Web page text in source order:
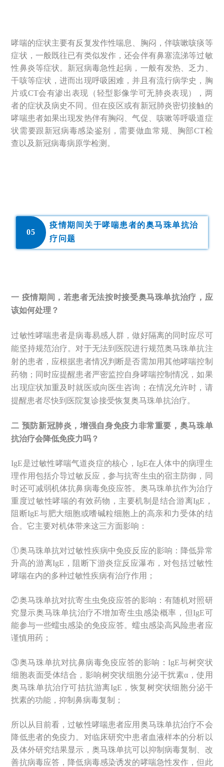
哮喘的症状主要有反复发作性喘息、胸闷，伴咳嗽咳痰等
症状，一般既往已有类似发作，还会伴有鼻塞流涕等过敏
性鼻炎等症状。新冠病毒急性起病，一般有发热、乏力、
干咳等症状，进而出现呼吸困难，并且有流行病学史，胸
片或CT会有渗出表现（轻型影像学可无肺炎表现），两
者的症状及病史不同。但在疫区或有新冠肺炎密切接触的
哮喘患者如果出现发热伴有胸闷、气促、咳嗽等呼吸道症
状需要跟新冠病毒感染鉴别，需要做血常规、胸部CT检
查以及新冠病毒病原学检测。
05
疫情期间关于哮喘患者的奥马珠单抗治
疗问题
一 疫情期间，若患者无法按时接受奥马珠单抗治疗，应
该如何处理？
过敏性哮喘患者是病毒易感人群，做好隔离的同时应尽可
能坚持规范治疗。 对于无法到医院进行规范奥马珠单抗注
射的患者，应根据患者情况判断是否需加用其他哮喘控制
药物；同时应提醒患者严密监控自身哮喘控制情况，如果
出现症状加重及时就医或向医生咨询；在情况允许时，请
提醒患者尽快到医院复诊接受恢复奥马珠单抗治疗。
二 预防新冠肺炎，增强自身免疫力非常重要，奥马珠单
抗治疗会降低免疫力吗？
IgE是过敏性哮喘气道炎症的核心，IgE在人体中的病理生
理作用包括介导过敏反应，参与抗寄生虫的宿主防御，同
时还可减弱机体抗鼻病毒免疫应答。奥马珠单抗作为治疗
重度过敏性哮喘的有效药物，主要机制是结合游离IgE，
阻断IgE与肥大细胞或嗜碱粒细胞上的高亲和力受体的结
合。它主要对机体带来这三方面影响：
①奥马珠单抗对过敏性疾病中免疫反应的影响：降低异常
升高的游离IgE，阻断下游炎症反应瀑布，对包括过敏性
哮喘在内的多种过敏性疾病有治疗作用；
②奥马珠单抗对抗寄生虫免疫应答的影响：有随机对照研
究显示奥马珠单抗治疗不增加寄生虫感染概率，但IgE可
能参与一些蠕虫感染的免疫应答。蠕虫感染高风险患者应
谨慎用药；
③奥马珠单抗对抗鼻病毒免疫应答的影响：IgE与树突状
细胞表面受体结合，影响树突状细胞分泌干扰素α，使用
奥马珠单抗治疗可拮抗游离IgE，恢复树突状细胞分泌干
扰素的功能，抑制鼻病毒复制；
所以从目前看，过敏性哮喘患者应用奥马珠单抗治疗不会
降低患者的免疫力。对临床研究中患者血液样本的分析以
及体外研究结果显示，奥马珠单抗可以抑制病毒复制、改
善抗病毒应答，降低病毒感染诱发的哮喘急性发作，但此